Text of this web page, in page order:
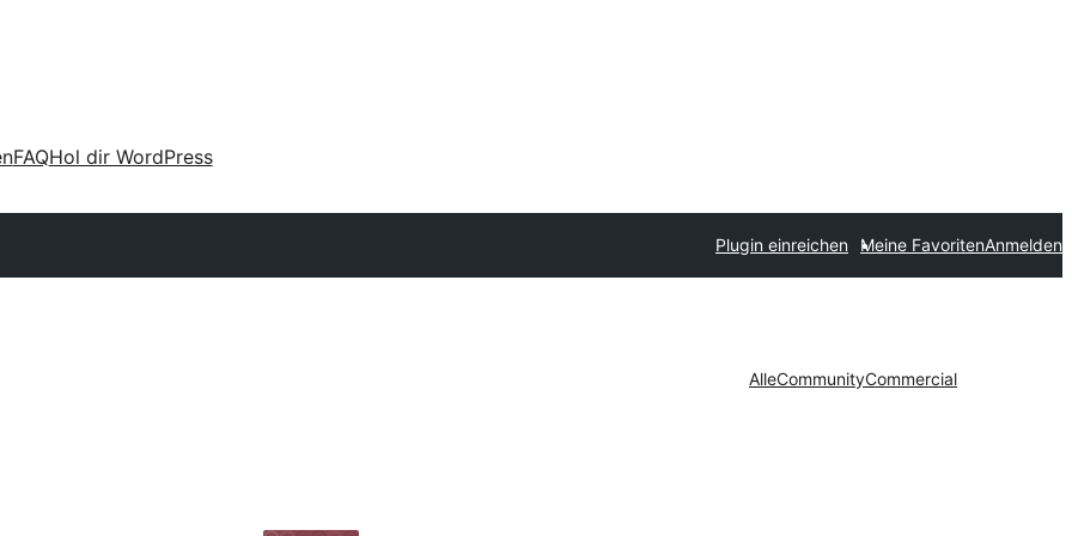
FAQHol dir WordPress
Plugin einreichen Meine FavoritenAnmelden
AlleCommunityCommercial